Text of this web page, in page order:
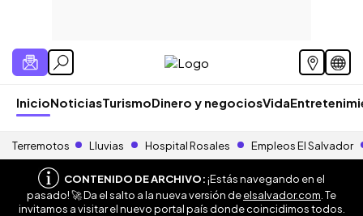
InicioNoticiasTurismoDinero y negociosVida
Terremotos Lluvias Hospital Rosales Empleos El Salvador
CONTENIDO DE ARCHIVO:¡Estás navegando en el
pasado! 🚀 Da el salto a la nueva versión deelsalvador.com . Te
invitamos a visitar el nuevo portal país donde coincidimos todos.